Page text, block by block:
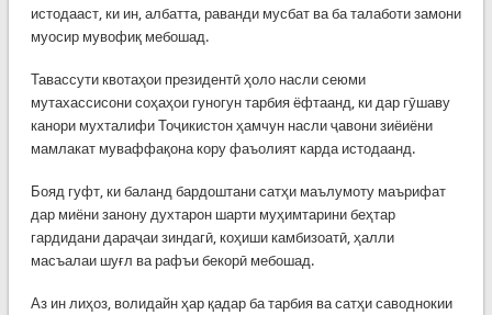
истодааст, ки ин, албатта, раванди мусбат ва ба талаботи замони
муосир мувофиқ мебошад.
Тавассути квотаҳои президентӣ ҳоло насли сеюми
мутахассисони соҳаҳои гуногун тарбия ёфтаанд, ки дар гӯшаву
канори мухталифи Тоҷикистон ҳамчун насли ҷавони зиёиёни
мамлакат муваффақона кору фаъолият карда истодаанд.
Бояд гуфт, ки баланд бардоштани сатҳи маълумоту маърифат
дар миёни занону духтарон шарти муҳимтарини беҳтар
гардидани дараҷаи зиндагӣ, коҳиши камбизоатӣ, ҳалли
масъалаи шуғл ва рафъи бекорӣ мебошад.
Аз ин лиҳоз, волидайн ҳар қадар ба тарбия ва сатҳи саводнокии